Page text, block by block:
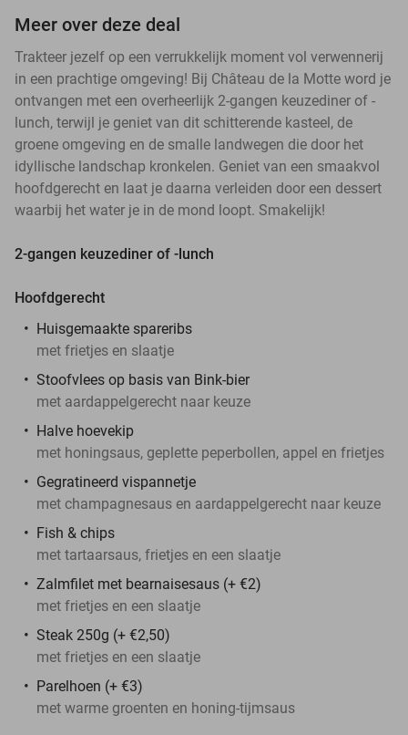
Meer over deze deal
Trakteer jezelf op een verrukkelijk moment vol verwennerij
in een prachtige omgeving! Bij Château de la Motte word je
ontvangen met een overheerlijk 2-gangen keuzediner of -
lunch, terwijl je geniet van dit schitterende kasteel, de
groene omgeving en de smalle landwegen die door het
idyllische landschap kronkelen. Geniet van een smaakvol
hoofdgerecht en laat je daarna verleiden door een dessert
waarbij het water je in de mond loopt. Smakelijk!
2-gangen keuzediner of -lunch
Hoofdgerecht
Huisgemaakte spareribs
met frietjes en slaatje
Stoofvlees op basis van Bink-bier
met aardappelgerecht naar keuze
Halve hoevekip
met honingsaus, geplette peperbollen, appel en frietjes
Gegratineerd vispannetje
met champagnesaus en aardappelgerecht naar keuze
Fish & chips
met tartaarsaus, frietjes en een slaatje
Zalmfilet met bearnaisesaus (+ €2)
met frietjes en een slaatje
Steak 250g (+ €2,50)
met frietjes en een slaatje
Parelhoen (+ €3)
met warme groenten en honing-tijmsaus